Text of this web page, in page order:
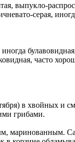
выпукло-
серая,
часто
в хвойных и
грибами.
маринованным.